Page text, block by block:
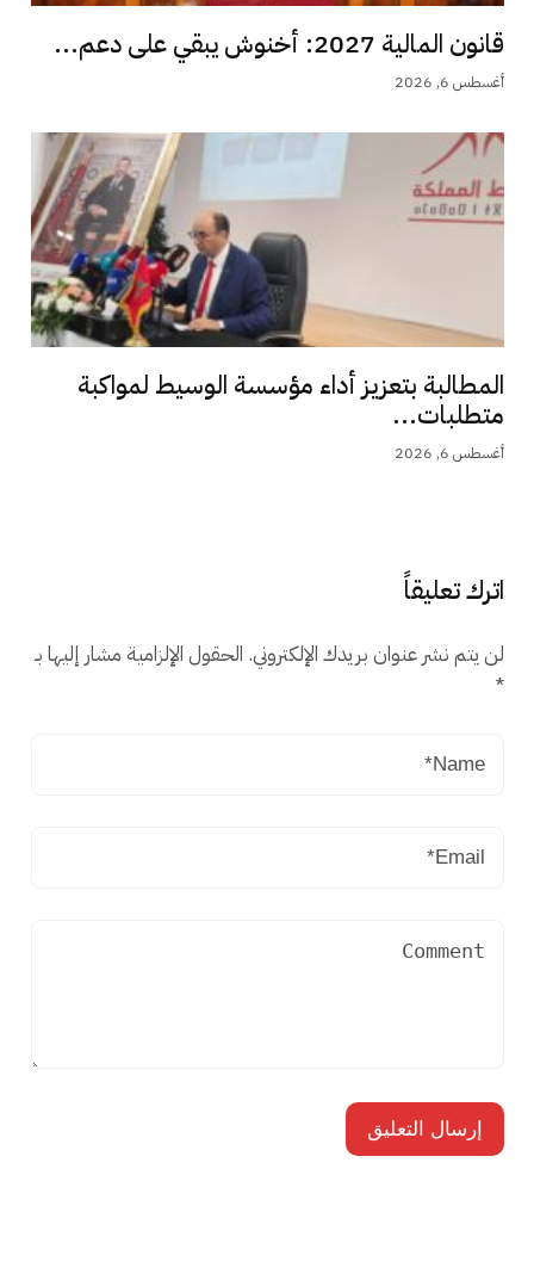
قانون المالية 2027: أخنوش يبقي على دعم...
أغسطس 6, 2026
المطالبة بتعزيز أداء مؤسسة الوسيط لمواكبة
متطلبات...
أغسطس 6, 2026
اترك تعليقاً
لن يتم نشر عنوان بريدك الإلكتروني. الحقول الإلزامية مشار إليها بـ
*